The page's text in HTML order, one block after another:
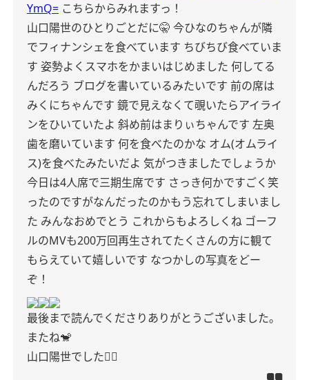
YmQ= こちらからみれますっ！
山口陽世のひとりごとだに🤫 今ひなのちゃんが隣
でフィナンシェを食べています ちびちび食べていま
す 姿勢よくスマホをかまいはじめました 何してる
んだろう ブログを書いているみたいです 前の席は
みくにちゃんです 鏡で見えなくて覗いたらアイライ
ンをひいていたよ 斜め前はまりぃちゃんです 左奥
歯を磨いています 何を食べたのかな オム(オムライ
ス)を食べたみたいだよ 気がつきましたでしょうか
今日は4人席で三期生席です さっき何かですごく笑
ったのですがなんだったのかもう忘れてしまいまし
た みんなおめでとう これからもよろしくね ゴーフ
ルのMVも200万回再生されてたくさんの方に観て
もらえていて嬉しいです なつかしの写真をどー
ぞ！
最後まで読んでくださりありがとうございました。
またね🐒
山口陽世でした👆🏻